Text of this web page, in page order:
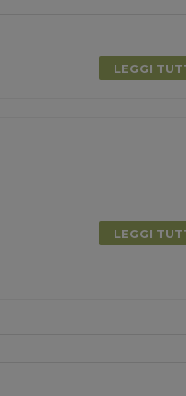
LEGGI
LEGGI